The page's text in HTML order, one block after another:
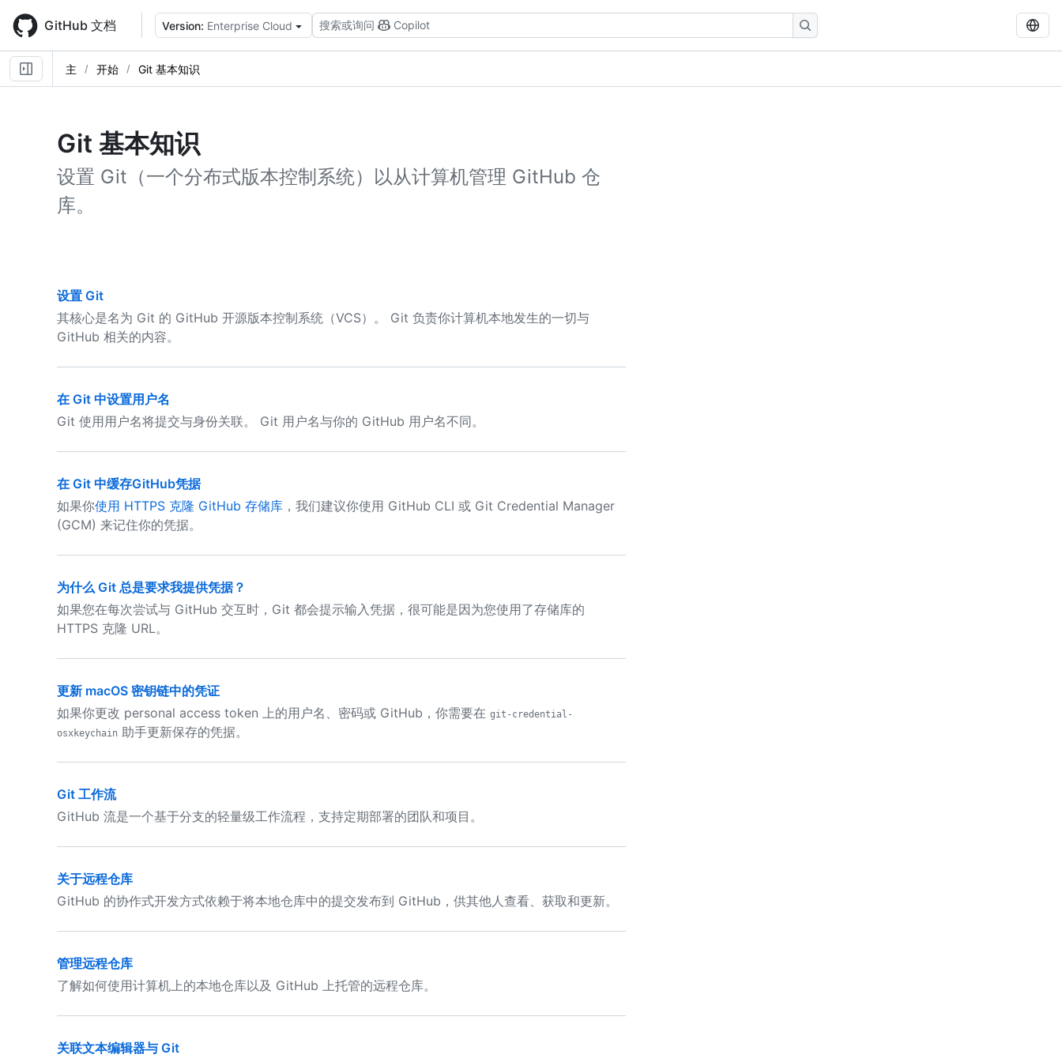
main
content
GitHub 文档 Version: Enterprise Cloud 搜索或询问 Copilot
主 开始 Git 基本知识
Git 基本知识
设置 Git（一个分布式版本控制系统）以从计算机管理 GitHub 仓
库。
设置 Git
其核心是名为 Git 的 GitHub 开源版本控制系统（VCS）。 Git 负责你计算机本地发生的一切与
GitHub 相关的内容。
在 Git 中设置用户名
Git 使用用户名将提交与身份关联。 Git 用户名与你的 GitHub 用户名不同。
在 Git 中缓存GitHub凭据
如果你使用 HTTPS 克隆 GitHub 存储库 ，我们建议你使用 GitHub CLI 或 Git Credential Manager
(GCM) 来记住你的凭据。
为什么 Git 总是要求我提供凭据？
如果您在每次尝试与 GitHub 交互时，Git 都会提示输入凭据，很可能是因为您使用了存储库的
HTTPS 克隆 URL。
更新 macOS 密钥链中的凭证
如果你更改 personal access token 上的用户名、密码或 GitHub，你需要在 git-credential-
osxkeychain 助手更新保存的凭据。
Git 工作流
GitHub 流是一个基于分支的轻量级工作流程，支持定期部署的团队和项目。
关于远程仓库
GitHub 的协作式开发方式依赖于将本地仓库中的提交发布到 GitHub，供其他人查看、获取和更新。
管理远程仓库
了解如何使用计算机上的本地仓库以及 GitHub 上托管的远程仓库。
关联文本编辑器与 Git